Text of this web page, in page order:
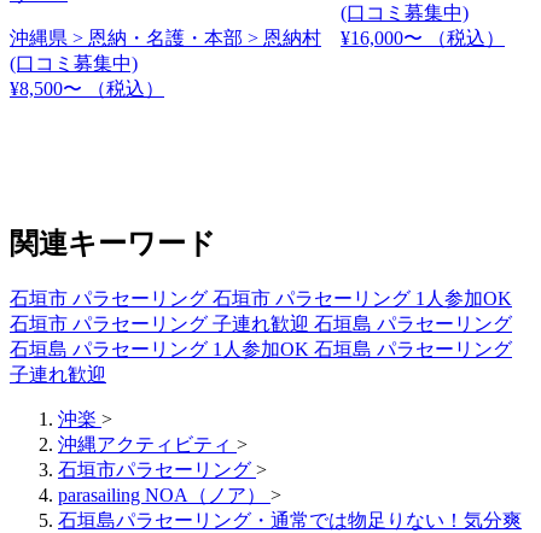
沖縄県 > 恩納・名護・本部 > 恩納村
(口コミ募集中)
¥8,500〜
（税込）
(口コミ募集中)
¥16,000〜
（税込）
関連キーワード
石垣市 パラセーリング 石垣市 パラセーリング 1人参加OK
石垣市 パラセーリング 子連れ歓迎 石垣島 パラセーリング
石垣島 パラセーリング 1人参加OK 石垣島 パラセーリング
子連れ歓迎
沖楽 >
沖縄アクティビティ >
石垣市パラセーリング >
parasailing NOA（ノア） >
石垣島パラセーリング・通常では物足りない！気分爽